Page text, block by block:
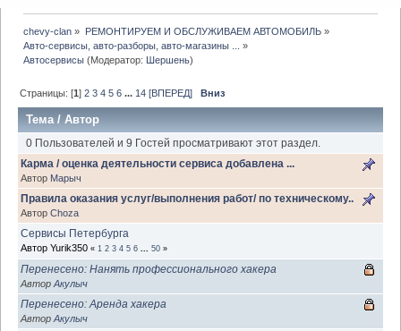
chevy-clan » РЕМОНТИРУЕМ И ОБСЛУЖИВАЕМ АВТОМОБИЛЬ»
Авто-сервисы, авто-разборы, авто-магазины ...
»
Автосервисы (Модератор: Шершень)
Страницы: [1]2 3 4 5 6 ... 14 [ВПЕРЕД] Вниз
Тема /Автор
0 Пользователей и 9 Гостей просматривают этот раздел.
Карма / оценка деятельности сервиса добавлена ...
Автор Марыч
Правила оказания услуг/выполнения работ/ по техническому..
Автор Choza
Сервисы Петербурга
Автор Yurik350 « 1 2 3 4 5 6 50 »
Перенесено: Нанять профессионального хакера
Автор Акулыч
Перенесено: Аренда хакера
Автор Акулыч